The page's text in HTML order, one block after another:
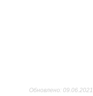
Обновлено: 09.06.2021